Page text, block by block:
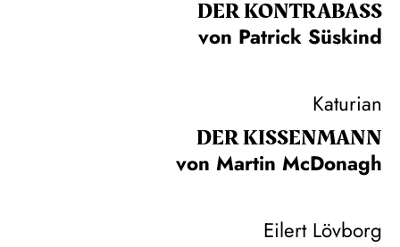
DER KONTRA­BASS
von Patrick Süskind
Katurian
DER KISSEN­MANN
von Martin McDonagh
Eilert Lövborg